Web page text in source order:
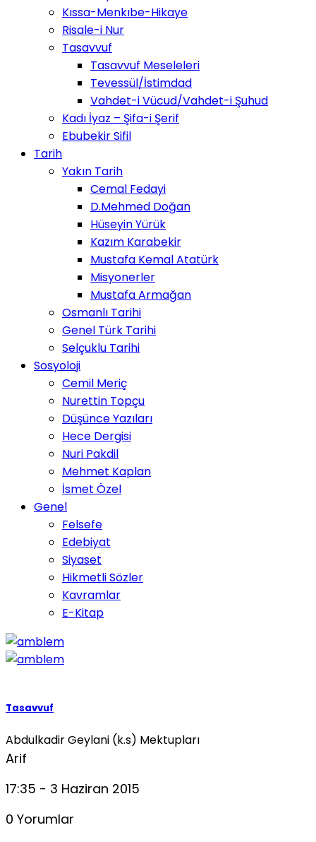
Kıssa-Menkıbe-Hikaye
Risale-i Nur
Tasavvuf
Tasavvuf Meseleleri
Tevessül/İstimdad
Vahdet-i Vücud/Vahdet-i Şuhud
Kadı İyaz – Şifa-i Şerif
Ebubekir Sifil
Tarih
Yakın Tarih
Cemal Fedayi
D.Mehmed Doğan
Hüseyin Yürük
Kazım Karabekir
Mustafa Kemal Atatürk
Misyonerler
Mustafa Armağan
Osmanlı Tarihi
Genel Türk Tarihi
Selçuklu Tarihi
Sosyoloji
Cemil Meriç
Nurettin Topçu
Düşünce Yazıları
Hece Dergisi
Nuri Pakdil
Mehmet Kaplan
İsmet Özel
Genel
Felsefe
Edebiyat
Siyaset
Hikmetli Sözler
Kavramlar
E-Kitap
Tasavvuf
Abdulkadir Geylani (k.s) Mektupları
Arif
17:35 - 3 Haziran 2015
0 Yorumlar